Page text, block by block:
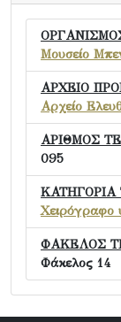
Μουσείο
ΑΡΧΕΙΟ
Αρχείο
ΑΡΙΘΜΟΣ
095
ΚΑΤΗΓΟΡΙΑ
Χειρόγραφο
ΦΑΚΕΛΟΣ
Φάκελος 14